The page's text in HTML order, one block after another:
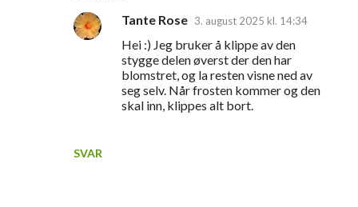
SVAR
Tante Rose 3. august 2025 kl. 14:34
Hei :) Jeg bruker å klippe av den
stygge delen øverst der den har
blomstret, og la resten visne ned av
seg selv. Når frosten kommer og den
skal inn, klippes alt bort.